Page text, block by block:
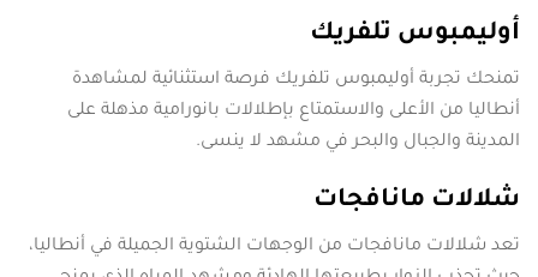
أوليمبوس تلفريك
تمنحك تجربة أوليمبوس تلفريك فرصة استثنائية لمشاهدة
أنطاليا من الأعلى والاستمتاع بإطلالات بانورامية مذهلة على
المدينة والجبال والبحر في مشهد لا ينسى.
شلالات مانافجات
تعد شلالات مانافجات من الوجهات الشتوية الجميلة في أنطاليا،